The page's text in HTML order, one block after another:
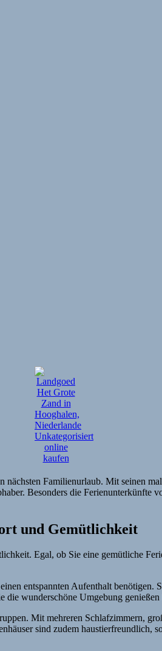
Familienurlaub. Mit seinen
Besonders die Ferienunterkünfte
und Gemütlichkeit
Egal, ob Sie eine gemütliche
entspannten Aufenthalt benötigen.
die wunderschöne Umgebung genießen
Mit mehreren Schlafzimmern,
sind zudem haustierfreundlich,